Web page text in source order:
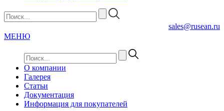
sales@rusean.ru
МЕНЮ
О компании
Галерея
Статьи
Документация
Информация для покупателей